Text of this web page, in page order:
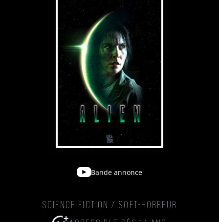
Bande annonce
Science Fiction / Soft-Horreur